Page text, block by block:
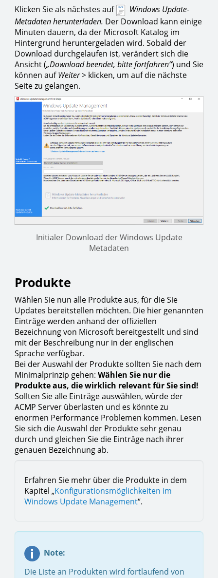
Klicken Sie als nächstes auf
Windows Update-
Metadaten herunterladen. Der Download kann einige
Minuten dauern, da der Microsoft Katalog im
Hintergrund heruntergeladen wird. Sobald der
Download durchgelaufen ist, verändert sich die
Ansicht („Download beendet, bitte fortfahren“) und Sie
können aufWeiter > klicken, um auf die nächste
Seite zu gelangen.
Initialer Download der Windows Update
Metadaten
Produkte
Wählen Sie nun alle Produkte aus, für die Sie
Updates bereitstellen möchten. Die hier genannten
Einträge werden anhand der offiziellen
Bezeichnung von Microsoft bereitgestellt und sind
mit der Beschreibung nur in der englischen
Sprache verfügbar.
Bei der Auswahl der Produkte sollten Sie nach dem
Minimalprinzip gehen: Wählen Sie nur die
Produkte aus, die wirklich relevant für Sie sind!
Sollten Sie alle Einträge auswählen, würde der
ACMP Server überlasten und es könnte zu
enormen Performance Problemen kommen. Lesen
Sie sich die Auswahl der Produkte sehr genau
durch und gleichen Sie die Einträge nach ihrer
genauen Bezeichnung ab.
Erfahren Sie mehr über die Produkte in dem
Kapitel „Konfigurationsmöglichkeiten im
Windows Update Management“.
Note:
Die Liste an Produkten wird fortlaufend von